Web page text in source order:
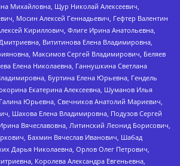
Михайловна, Щур Николай Алексеевич,
Мосин Алексей Геннадьевич, Гефтер Валентин
Кириллович, Флиге Ирина Анатольевна,
Вититинова Елена Владимировна,
Максимов Сергей Владимирович, Беляев
Елена Николаевна, Ганнушкина Светлана
Буртина Елена Юрьевна, Гендель
Екатерина Алексеевна, Шуманов Илья
Юрьевна, Свечников Анатолий Мариевич,
Шахова Елена Владимировна, Подузов Сергей
Вячеславовна, Литинский Леонид Борисович,
Бахмин Вячеслав Иванович, Шабад
Дарья Николаевна, Орлов Олег Петрович,
Королева Александра Евгеньевна,